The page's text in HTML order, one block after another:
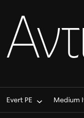
Evert PE Medium